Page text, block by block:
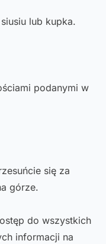
lub kupka.
podanymi w
się za
górze.
do wszystkich
informacji na